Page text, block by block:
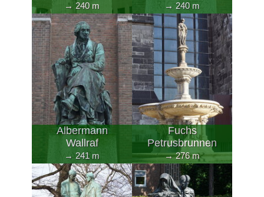
→ 240 m → 240 m
Albermann
Wallraf
→ 241 m
Fuchs
Petrusbrunnen
→ 276 m